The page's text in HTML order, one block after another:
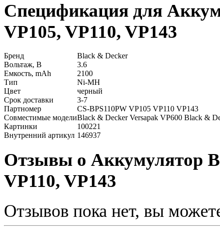
Спецификация для
VP105, VP110, VP143
Бренд
Black & Decker
Вольтаж, В
3.6
Емкость, mAh
2100
Тип
Ni-MH
Цвет
черный
Срок доставки
3-7
Партномер
CS-BPS110PW VP105 VP110 VP143
Совместимые моделиBlack & Decker Versapak VP600 Black &
Картинки
100221
Внутренний артикул 146937
Отзывы о Аккумулятор
VP110, VP143
Отзывов пока нет, вы